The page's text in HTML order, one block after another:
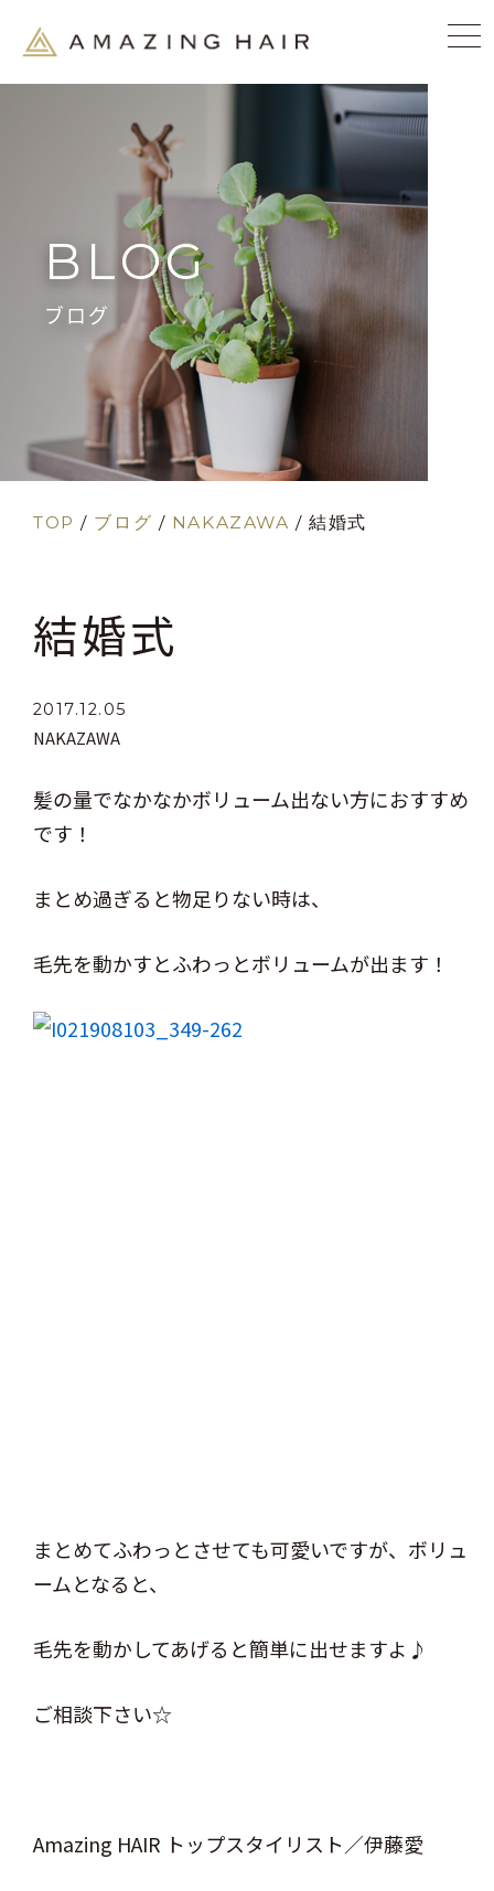
BLOG
ブログ
TOP / ブログ / NAKAZAWA /結婚式
結婚式
2017.12.05
NAKAZAWA
髪の量でなかなかボリューム出ない方におすすめ
です！
まとめ過ぎると物足りない時は、
毛先を動かすとふわっとボリュームが出ます！
まとめてふわっとさせても可愛いですが、ボリュ
ームとなると、
毛先を動かしてあげると簡単に出せますよ♪
ご相談下さい☆
Amazing HAIR トップスタイリスト／伊藤愛